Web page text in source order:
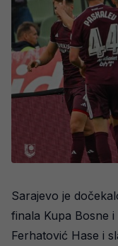
Sarajevo je
finala Kupa Bosne
Ferhatović Hase i